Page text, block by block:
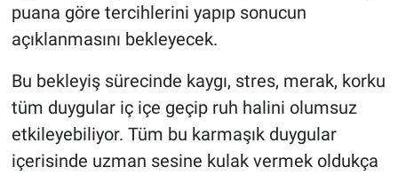
puana göre tercihlerini yapıp sonucun
açıklanmasını bekleyecek.
Bu bekleyiş sürecinde kaygı, stres, merak, korku
tüm duygular iç içe geçip ruh halini olumsuz
etkileyebiliyor. Tüm bu karmaşık duygular
içerisinde uzman sesine kulak vermek oldukça